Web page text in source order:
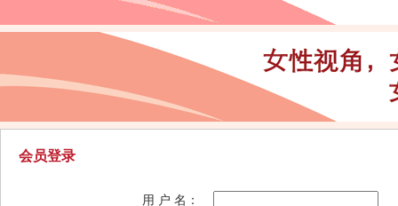
会员登录
用 户 名：